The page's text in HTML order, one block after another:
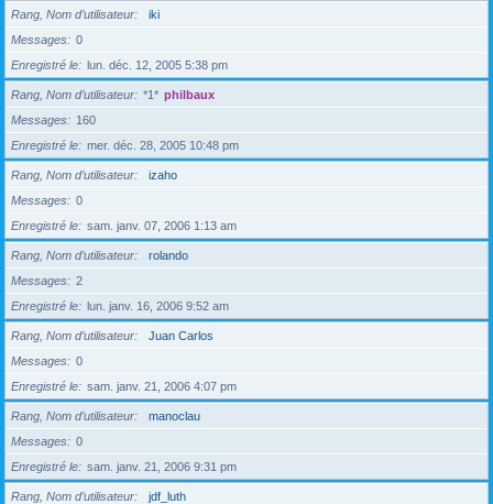
Rang, Nom d’utilisateur
iki
Messages
0
Enregistré le
lun. déc. 12, 2005 5:38 pm
Rang, Nom d’utilisateur *1* philbaux
Messages
160
Enregistré le
mer. déc. 28, 2005 10:48 pm
Rang, Nom d’utilisateur
izaho
Messages
0
Enregistré le
sam. janv. 07, 2006 1:13 am
Rang, Nom d’utilisateur
rolando
Messages
2
Enregistré le
lun. janv. 16, 2006 9:52 am
Rang, Nom d’utilisateur
Juan Carlos
Messages
0
Enregistré le
sam. janv. 21, 2006 4:07 pm
Rang, Nom d’utilisateur
manoclau
Messages
0
Enregistré le
sam. janv. 21, 2006 9:31 pm
Rang, Nom d’utilisateur
jdf_luth